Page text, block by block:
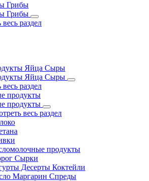
Грибы
Грибы
раздел
Яйца Сыры
Яйца Сыры
раздел
продукты
продукты
весь раздел
продукты
Сырки
Десерты Коктейли
Маргарин Спреды